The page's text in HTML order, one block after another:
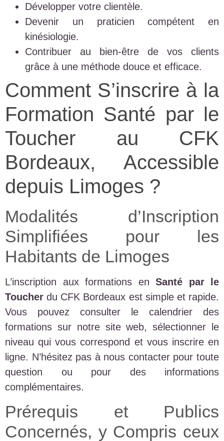
Développer votre clientèle.
Devenir un praticien compétent en
kinésiologie.
Contribuer au bien-être de vos clients
grâce à une méthode douce et efficace.
Comment S’inscrire à la
Formation Santé par le
Toucher au CFK
Bordeaux, Accessible
depuis Limoges ?
Modalités d’Inscription
Simplifiées pour les
Habitants de Limoges
L’inscription aux formations en Santé par le
Toucher du CFK Bordeaux est simple et rapide.
Vous pouvez consulter le calendrier des
formations sur notre site web, sélectionner le
niveau qui vous correspond et vous inscrire en
ligne. N’hésitez pas à nous contacter pour toute
question ou pour des informations
complémentaires.
Prérequis et Publics
Concernés, y Compris ceux